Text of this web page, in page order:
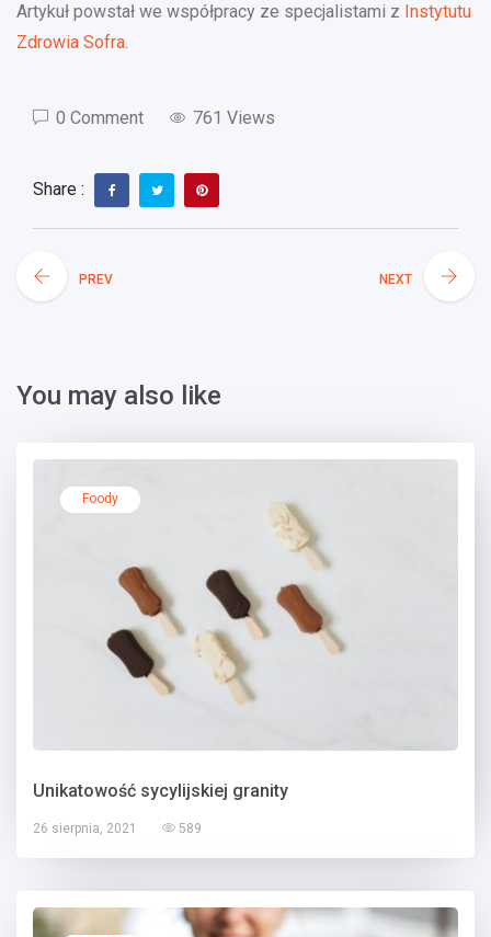
Artykuł powstał we współpracy ze specjalistami z Instytutu
Zdrowia Sofra.
0 Comment 761 Views
Share :
PREV NEXT
You may also like
Foody
Unikatowość sycylijskiej granity
26 sierpnia, 2021 589